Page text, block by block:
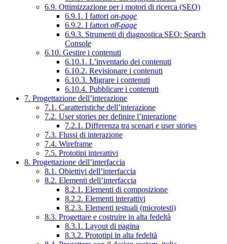
6.9. Ottimizzazione per i motori di ricerca (SEO)
6.9.1. I fattori on-page
6.9.2. I fattori off-page
6.9.3. Strumenti di diagnostica SEO: Search
Console
6.10. Gestire i contenuti
6.10.1. L’inventario dei contenuti
6.10.2. Revisionare i contenuti
6.10.3. Migrare i contenuti
6.10.4. Pubblicare i contenuti
7. Progettazione dell’interazione
7.1. Caratteristiche dell’interazione
7.2. User stories per definire l’interazione
7.2.1. Differenza tra scenari e user stories
7.3. Flussi di interazione
7.4. Wireframe
7.5. Prototipi interattivi
8. Progettazione dell’interfaccia
8.1. Obiettivi dell’interfaccia
8.2. Elementi dell’interfaccia
8.2.1. Elementi di composizione
8.2.2. Elementi interattivi
8.2.3. Elementi testuali (microtesti)
8.3. Progettare e costruire in alta fedeltà
8.3.1. Layout di pagina
8.3.2. Prototipi in alta fedeltà